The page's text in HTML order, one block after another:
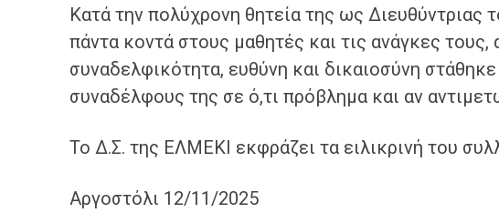
Κατά την πολύχρονη θητεία της ως Διευθύντριας
πάντα κοντά στους μαθητές και τις ανάγκες
συναδελφικότητα, ευθύνη και δικαιοσύνη
συναδέλφους της σε ό,τι πρόβλημα και αν
Το Δ.Σ. της ΕΛΜΕΚΙ εκφράζει τα ειλικρινή του
Αργοστόλι 12/11/2025